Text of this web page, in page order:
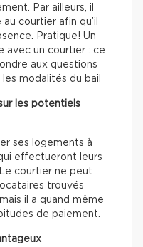
Par ailleurs, il
courtier afin qu’il
Pratique! Un
avec un courtier : ce
aux questions
modalités du bail
les potentiels
ses logements à
effectueront leurs
courtier ne peut
trouvés
il a quand même
de paiement.